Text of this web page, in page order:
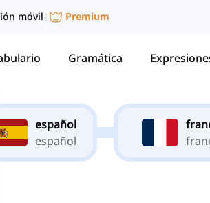
móvil | Premium
Gramática
español
español